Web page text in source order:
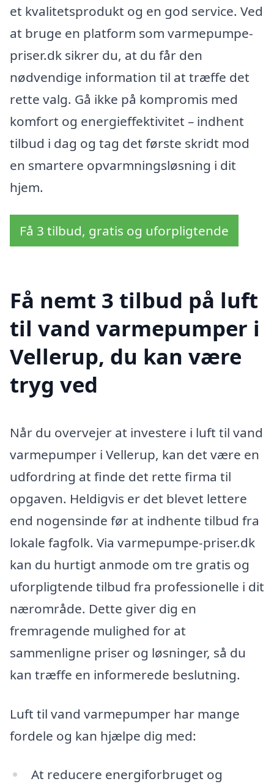
et kvalitetsprodukt og en god service. Ved
at bruge en platform som varmepumpe-
priser.dk sikrer du, at du får den
nødvendige information til at træffe det
rette valg. Gå ikke på kompromis med
komfort og energieffektivitet – indhent
tilbud i dag og tag det første skridt mod
en smartere opvarmningsløsning i dit
hjem.
Få 3 tilbud, gratis og uforpligtende
Få nemt 3 tilbud på luft
til vand varmepumper i
Vellerup, du kan være
tryg ved
Når du overvejer at investere i luft til vand
varmepumper i Vellerup, kan det være en
udfordring at finde det rette firma til
opgaven. Heldigvis er det blevet lettere
end nogensinde før at indhente tilbud fra
lokale fagfolk. Via varmepumpe-priser.dk
kan du hurtigt anmode om tre gratis og
uforpligtende tilbud fra professionelle i dit
nærområde. Dette giver dig en
fremragende mulighed for at
sammenligne priser og løsninger, så du
kan træffe en informerede beslutning.
Luft til vand varmepumper har mange
fordele og kan hjælpe dig med:
At reducere energiforbruget og